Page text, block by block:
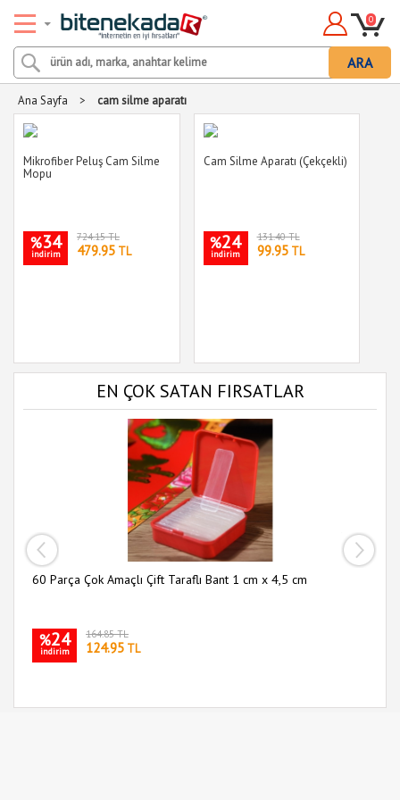
ARA
0
Ana Sayfa > cam silme aparatı
Mikrofiber Peluş Cam Silme
Mopu
%34
indirim
724.15 TL
479.95 TL
Cam Silme Aparatı (Çekçekli)
%24
indirim
131.40 TL
99.95TL
EN ÇOK SATAN FIRSATLAR
60 Parça Çok Amaçlı Çift Taraflı Bant 1 cm x 4,5 cm
%24
indirim
164.85 TL
124.95 TL